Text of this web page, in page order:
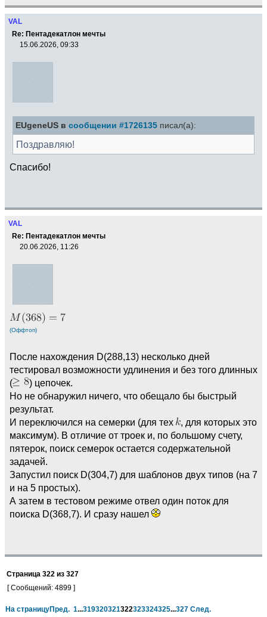
VAL
Re: Пентадекатлон мечты
15.06.2026, 09:33
EUgeneUS в сообщении #1726135 писал(а):
Поздравляю!
Спасибо!
VAL
Re: Пентадекатлон мечты
20.06.2026, 11:26
(Оффтоп)
После нахождения D(288,13) несколько дней
тестировал возможности удлинения и без того длинных
(
) цепочек.
Но не обнаружил ничего, что обещало бы быстрый
результат.
И переключился на семерки (для тех
, для которых это
максимум). В отличие от троек и, по большому счету,
пятерок, поиск семерок остается содержательной
задачей.
Запустил поиск D(304,7) для шаблонов двух типов (на 7
и на 5 простых).
А затем в тестовом режиме отвел один поток для
поиска D(368,7). И сразу нашел
Страница 322 из 327
[ Сообщений: 4899 ]
На страницуПред. 1...319320321322323324325...327 След.